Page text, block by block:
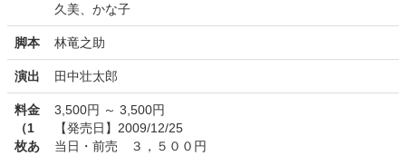
久美、かな子
脚本 林竜之助
演出 田中壮太郎
料金
（1
枚あ
3,500円 ～ 3,500円
【発売日】2009/12/25
当日・前売 ３，５００円